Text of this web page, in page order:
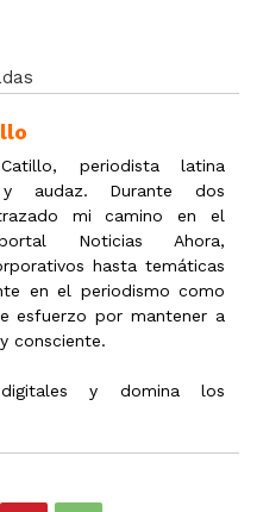
periodista latina
y audaz. Durante dos
mi camino en el
Noticias Ahora,
hasta temáticas
en el periodismo como
esfuerzo por mantener a
consciente.
y domina los